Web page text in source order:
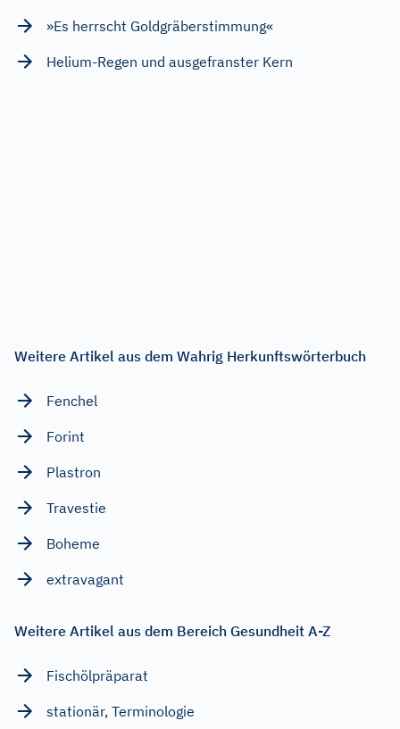
»Es herrscht Goldgräberstimmung«
Helium-Regen und ausgefranster Kern
Weitere Artikel aus dem Wahrig Herkunftswörterbuch
Fenchel
Forint
Plastron
Travestie
Boheme
extravagant
Weitere Artikel aus dem Bereich Gesundheit A-Z
Fischölpräparat
stationär, Terminologie